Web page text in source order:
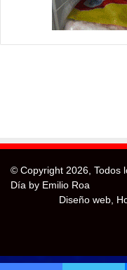
© Copyright 2026, Todos
Día by Emilio Roa
Diseño web,